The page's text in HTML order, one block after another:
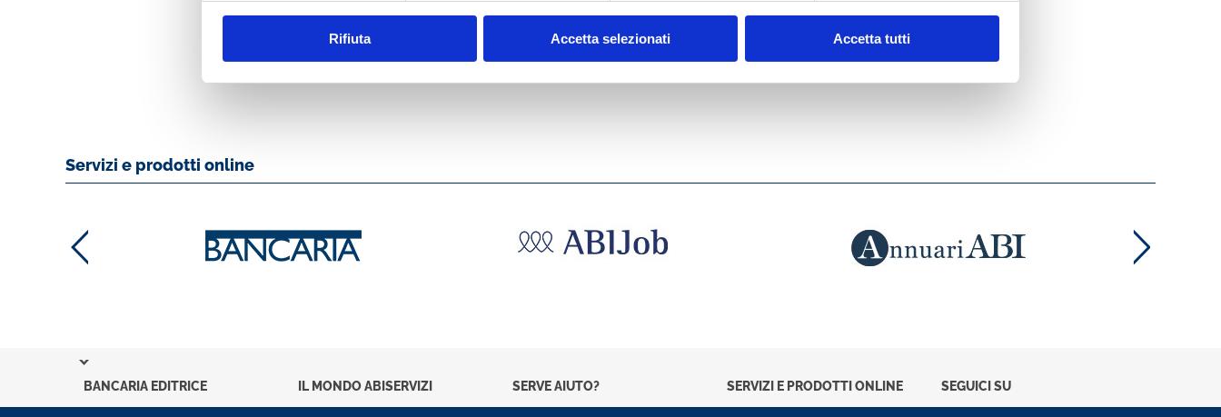
Rifiuta Accetta selezionati Accetta tutti
MOSTRA
Servizi e prodotti online
BANCARIA EDITRICE IL MONDO ABISERVIZI SERVE AIUTO? SERVIZI E PRODOTTI ONLINE SEGUICI SU